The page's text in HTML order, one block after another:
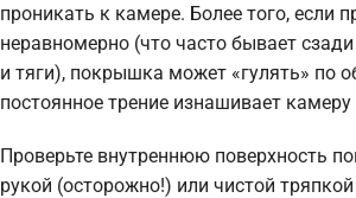
проникать к камере. Более того, если
неравномерно (что часто бывает
и тяги), покрышка может «гулять» по
постоянное трение изнашивает камеру
Проверьте внутреннюю поверхность
рукой (осторожно!) или чистой